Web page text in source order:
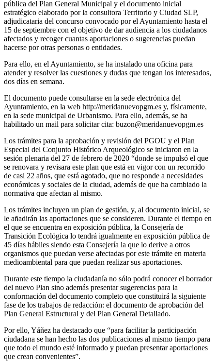
pública del Plan General Municipal y el documento inicial
estratégico elaborado por la consultora Territorio y Ciudad SLP,
adjudicataria del concurso convocado por el Ayuntamiento hasta el
15 de septiembre con el objetivo de dar audiencia a los ciudadanos
afectados y recoger cuantas aportaciones o sugerencias puedan
hacerse por otras personas o entidades.
Para ello, en el Ayuntamiento, se ha instalado una oficina para
atender y resolver las cuestiones y dudas que tengan los interesados,
dos días en semana.
El documento puede consultarse en la sede electrónica del
Ayuntamiento, en la web http://meridanuevopgm.es y, físicamente,
en la sede municipal de Urbanismo. Para ello, además, se ha
habilitado un mail para solicitar cita: buzon@meridanuevopgm.es
Los trámites para la aprobación y revisión del PGOU y el Plan
Especial del Conjunto Histórico Arqueológico se iniciaron en la
sesión plenaria del 27 de febrero de 2020 “donde se impulsó el que
se renovara y revisara este plan que está en vigor con un recorrido
de casi 22 años, que está agotado, que no responde a necesidades
económicas y sociales de la ciudad, además de que ha cambiado la
normativa que afectan al mismo.
Los trámites incluyen un plan de gestión, y, al documento inicial, se
le añadirán las aportaciones que se consideren. Durante el tiempo en
el que se encuentra en exposición pública, la Consejería de
Transición Ecológica lo tendrá igualmente en exposición pública de
45 días hábiles siendo esta Consejería la que lo derive a otros
organismos que puedan verse afectadas por este trámite en materia
medioambiental para que puedan realizar sus aportaciones.
Durante este tiempo la ciudadanía no sólo podrá conocer el borrador
del nuevo Plan sino además presentar sugerencias para la
conformación del documento completo que constituirá la siguiente
fase de los trabajos de redacción: el documento de aprobación del
Plan General Estructural y del Plan General Detallado.
Por ello, Yáñez ha destacado que “para facilitar la participación
ciudadana se han hecho las dos publicaciones al mismo tiempo para
que todo el mundo esté informado y puedan presentar aportaciones
que crean convenientes”.